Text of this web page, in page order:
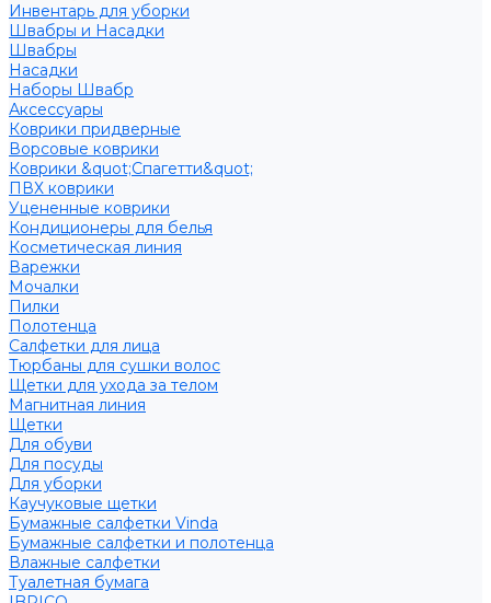
Инвентарь для уборки
Швабры и Насадки
Швабры
Насадки
Наборы Швабр
Аксессуары
Коврики придверные
Ворсовые коврики
Коврики &quot;Спагетти&quot;
ПВХ коврики
Уцененные коврики
Кондиционеры для белья
Косметическая линия
Варежки
Мочалки
Пилки
Полотенца
Салфетки для лица
Тюрбаны для сушки волос
Щетки для ухода за телом
Магнитная линия
Щетки
Для обуви
Для посуды
Для уборки
Каучуковые щетки
Бумажные салфетки Vinda
Бумажные салфетки и полотенца
Влажные салфетки
Туалетная бумага